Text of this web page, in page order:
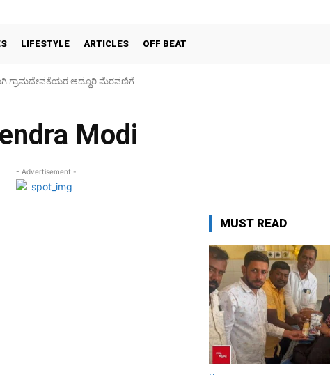
LIFESTYLE ARTICLES OFF BEAT
ಗ್ರಾಮದೇವತೆಯರ ಅದ್ದೂರಿ ಮೆರವಣಿಗೆ
Modi
- Advertisement -
MUST READ